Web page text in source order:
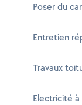
Poser du
Entretien
Travaux
Electricité à